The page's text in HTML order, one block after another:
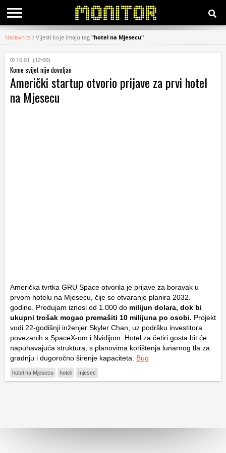
KATEGORIJE
HRVATSKI
WEB
Naslovnica / Vijesti koje imaju tag "hotel na Mjesecu"
16.01. (12:00)
Kome svijet nije dovoljan
Američki startup otvorio prijave za prvi hotel
na Mjesecu
Američka tvrtka GRU Space otvorila je prijave za boravak u
prvom hotelu na Mjesecu, čije se otvaranje planira 2032.
godine. Predujam iznosi od 1.000 do milijun dolara, dok bi
ukupni trošak mogao premašiti 10 milijuna po osobi. Projekt
vodi 22-godišnji inženjer Skyler Chan, uz podršku investitora
povezanih s SpaceX-om i Nvidijom. Hotel za četiri gosta bit će
napuhavajuća struktura, s planovima korištenja lunarnog tla za
gradnju i dugoročno širenje kapaciteta. Bug
hotel na Mjesecu hoteli mjesec